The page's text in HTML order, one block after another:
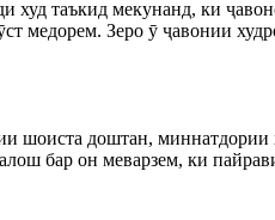
худ таъкид мекунанд, ки
медорем. Зеро ӯ ҷавонии
шоиста доштан,
бар он меварзем, ки